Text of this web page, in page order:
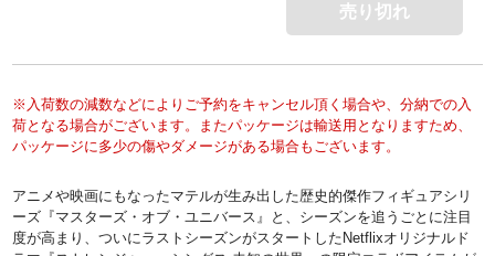
売り切れ
※入荷数の減数などによりご予約をキャンセル頂く場合や、分納での入
荷となる場合がございます。またパッケージは輸送用となりますため、
パッケージに多少の傷やダメージがある場合もございます。
アニメや映画にもなったマテルが生み出した歴史的傑作フィギュアシリ
ーズ『マスターズ・オブ・ユニバース』と、シーズンを追うごとに注目
度が高まり、ついにラストシーズンがスタートしたNetflixオリジナルド